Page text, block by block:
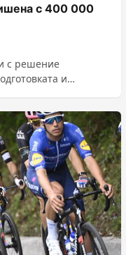
с 400 000
с решение
и